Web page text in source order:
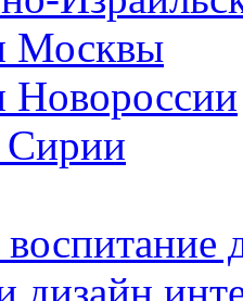
Москвы
Новороссии
Сирии